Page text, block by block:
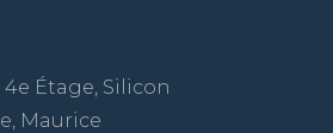
4e Étage, Silicon
Maurice